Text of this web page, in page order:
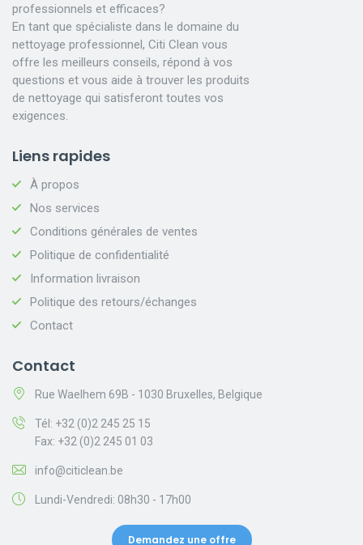
professionnels et efficaces?
En tant que spécialiste dans le domaine du
nettoyage professionnel, Citi Clean vous
offre les meilleurs conseils, répond à vos
questions et vous aide à trouver les produits
de nettoyage qui satisferont toutes vos
exigences.
Liens rapides
À propos
Nos services
Conditions générales de ventes
Politique de confidentialité
Information livraison
Politique des retours/échanges
Contact
Contact
Rue Waelhem 69B - 1030 Bruxelles, Belgique
Tél: +32 (0)2 245 25 15
Fax: +32 (0)2 245 01 03
info@citiclean.be
Lundi-Vendredi: 08h30 - 17h00
Demandez une offre